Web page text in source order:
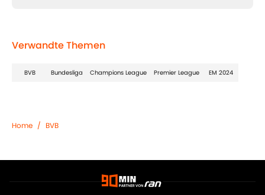
Verwandte Themen
BVB Bundesliga Champions League Premier League EM 2024
Home / BVB